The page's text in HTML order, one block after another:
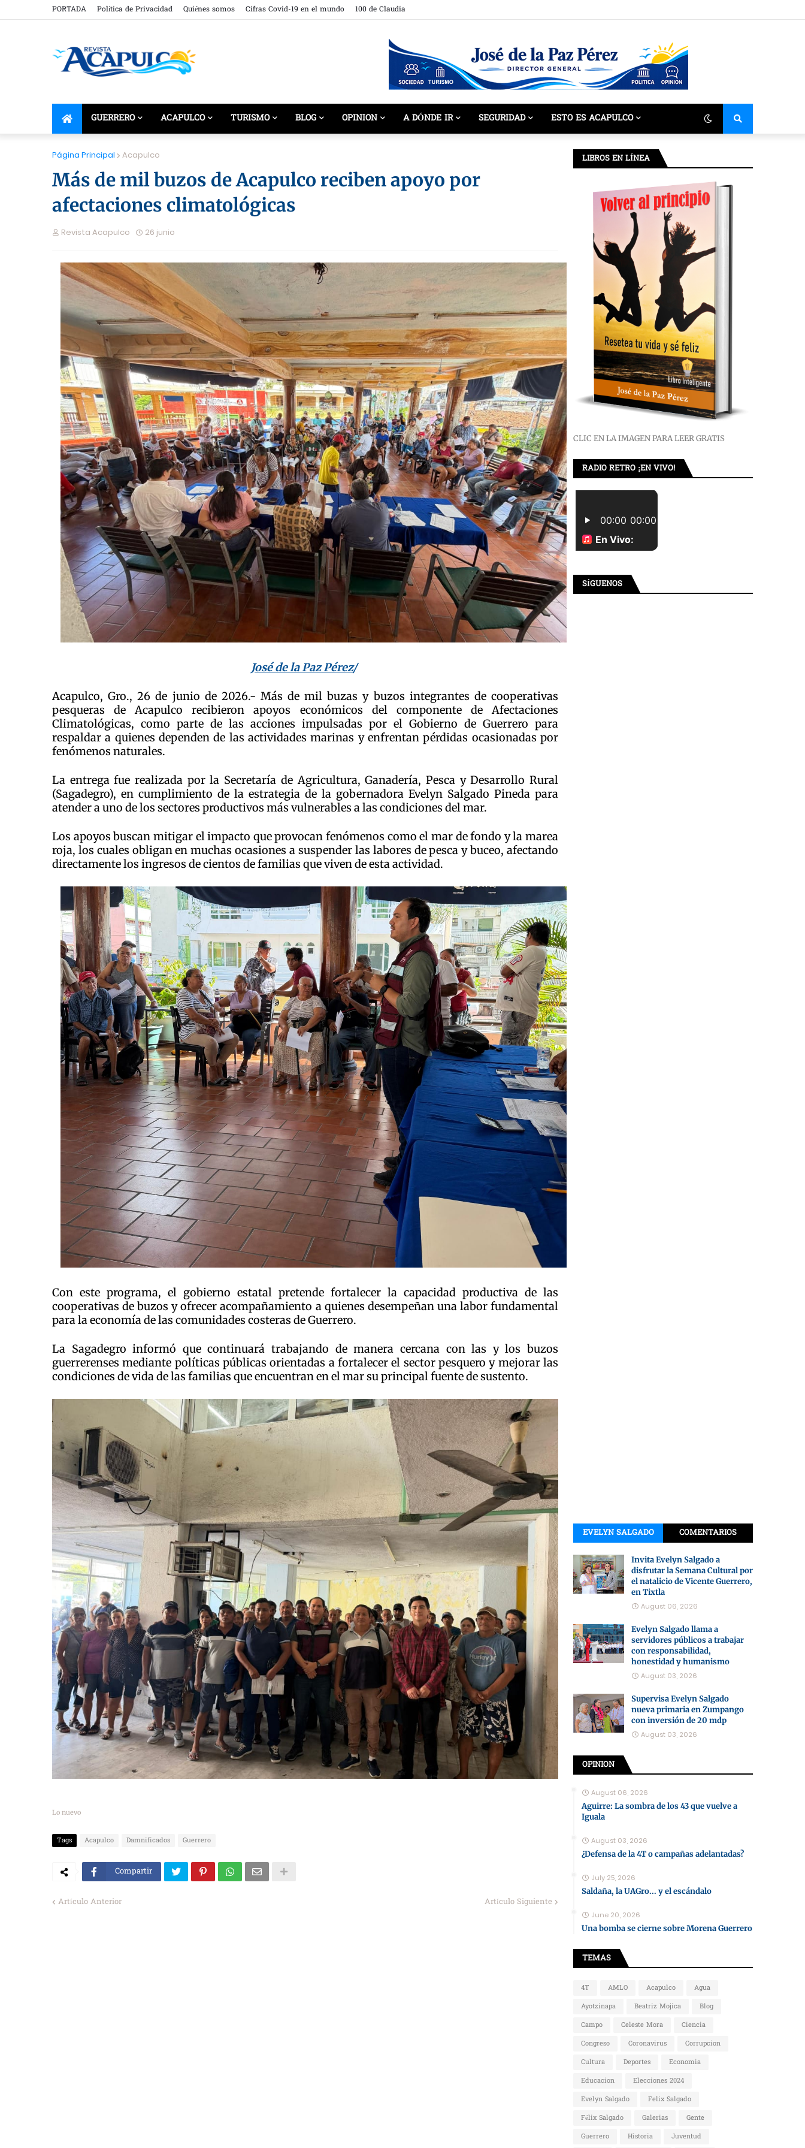
PORTADA Política de Privacidad Quiénes somos Cifras Covid-19 en el mundo 100 de Claudia
GUERRERO ACAPULCO TURISMO BLOG OPINION A DÓNDE IR SEGURIDAD ESTO ES ACAPULCO
Página Principal Acapulco
Más de mil buzos de Acapulco reciben apoyo por
afectaciones climatológicas
Revista Acapulco 26 junio
José de la Paz Pérez/
Acapulco, Gro., 26 de junio de 2026.- Más de mil buzas y buzos integrantes de cooperativas
pesqueras de Acapulco recibieron apoyos económicos del componente de Afectaciones
Climatológicas, como parte de las acciones impulsadas por el Gobierno de Guerrero para
respaldar a quienes dependen de las actividades marinas y enfrentan pérdidas ocasionadas por
fenómenos naturales.
La entrega fue realizada por la Secretaría de Agricultura, Ganadería, Pesca y Desarrollo Rural
(Sagadegro), en cumplimiento de la estrategia de la gobernadora Evelyn Salgado Pineda para
atender a uno de los sectores productivos más vulnerables a las condiciones del mar.
Los apoyos buscan mitigar el impacto que provocan fenómenos como el mar de fondo y la marea
roja, los cuales obligan en muchas ocasiones a suspender las labores de pesca y buceo, afectando
directamente los ingresos de cientos de familias que viven de esta actividad.
Con este programa, el gobierno estatal pretende fortalecer la capacidad productiva de las
cooperativas de buzos y ofrecer acompañamiento a quienes desempeñan una labor fundamental
para la economía de las comunidades costeras de Guerrero.
La Sagadegro informó que continuará trabajando de manera cercana con las y los buzos
guerrerenses mediante políticas públicas orientadas a fortalecer el sector pesquero y mejorar las
condiciones de vida de las familias que encuentran en el mar su principal fuente de sustento.
Lo nuevo
Tags Acapulco Damnificados Guerrero
Compartir
Artículo Anterior Artículo Siguiente
LIBROS EN LÍNEA
CLIC EN LA IMAGEN PARA LEER GRATIS
RADIO RETRO ¡EN VIVO!
SÍGUENOS
EVELYN SALGADO COMENTARIOS
Invita Evelyn Salgado a
disfrutar la Semana Cultural por
el natalicio de Vicente Guerrero,
en Tixtla
August 06, 2026
Evelyn Salgado llama a
servidores públicos a trabajar
con responsabilidad,
honestidad y humanismo
August 03, 2026
Supervisa Evelyn Salgado
nueva primaria en Zumpango
con inversión de 20 mdp
August 03, 2026
OPINION
August 06, 2026
Aguirre: La sombra de los 43 que vuelve a
Iguala
August 03, 2026
¿Defensa de la 4T o campañas adelantadas?
July 25, 2026
Saldaña, la UAGro... y el escándalo
June 20, 2026
Una bomba se cierne sobre Morena Guerrero
TEMAS
4T AMLO Acapulco
Agua
Ayotzinapa
Beatriz Mojica
Blog
Campo
Celeste Mora
Ciencia
Congreso
Coronavirus
Corrupcion
Cultura
Deportes
Economia
Educacion
Elecciones 2024
Evelyn Salgado
Felix Salgado
Félix Salgado
Galerias
Gente
Guerrero
Historia Juventud